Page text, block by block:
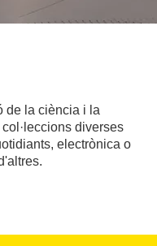
de la ciència i la
diverses
electrònica o